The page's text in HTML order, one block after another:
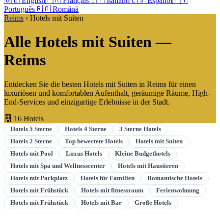
Português🇷🇴 Română
Reims › Hotels mit Suiten
Alle Hotels mit Suiten —
Reims
Entdecken Sie die besten Hotels mit Suiten in Reims für einen
luxuriösen und komfortablen Aufenthalt, geräumige Räume, High-
End-Services und einzigartige Erlebnisse in der Stadt.
16 Hotels
Hotels 5 Sterne Hotels 4 Sterne
3 Sterne Hotels
Hotels 2 Sterne
Top bewertete Hotels
Hotels mit Suiten
Hotels mit Pool
Luxus Hotels
Kleine Budgethotels
Hotels mit Spa und Wellnesscenter
Hotels mit Haustieren
Hotels mit Parkplatz
Hotels für Familien
Romantische Hotels
Hotels mit Frühstück
Hotels mit fitnessraum
Ferienwohnung
Hotels mit Frühstück
Hotels mit Bar Große Hotels